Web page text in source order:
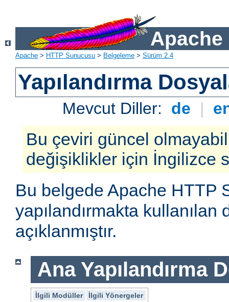
Apache
Apache > HTTP Sunucusu > Belgeleme > Sürüm 2.4
Yapılandırma
Mevcut Diller: de |
Bu çeviri güncel
değişiklikler için İngilizce
Bu belgede Apache HTTP
yapılandırmakta kullanılan
açıklanmıştır.
Ana Yapılandırma
İlgili Modüller
İlgili Yönergeler